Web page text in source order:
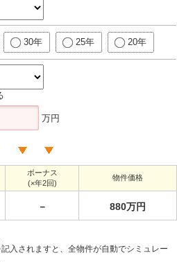
30年 25年 20年
万円
ボーナス
(×年2回)
物件価格
－ 880万円
入されますと、全物件が自動でシミュレー